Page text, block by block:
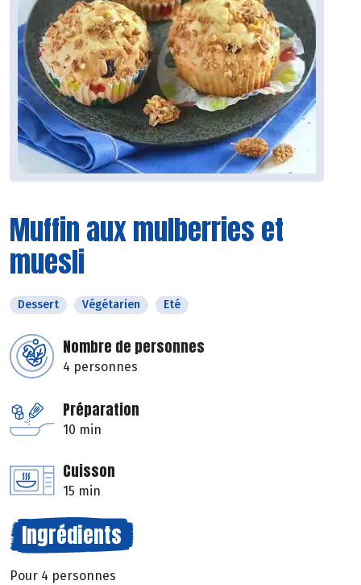
Muffin aux mulberries et
muesli
Dessert Végétarien Eté
Nombre de personnes
4 personnes
Préparation
10 min
Cuisson
15 min
Ingrédients
Pour 4 personnes